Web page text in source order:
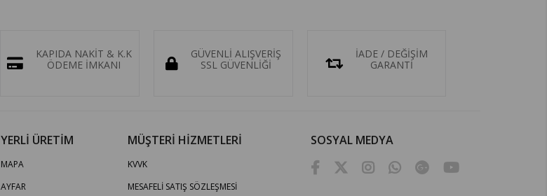
KAPIDA NAKİT & K.K
ÖDEME İMKANI
GÜVENLİ ALIŞVERİŞ
SSL GÜVENLİĞİ
İADE / DEĞİŞİM
GARANTİ
YERLİ ÜRETİM
MAPA
AYFAR
MÜŞTERİ HİZMETLERİ
KVVK
MESAFELİ SATIŞ SÖZLEŞMESİ
SOSYAL MEDYA